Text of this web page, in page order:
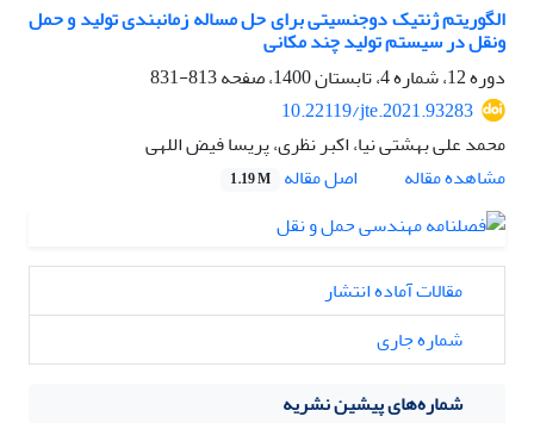
الگوریتم ژنتیک دو‌جنسیتی برای حل مساله زمانبندی تولید و حمل
ونقل در سیستم تولید چند مکانی
دوره 12، شماره 4، تابستان 1400، صفحه
813-831
10.22119/jte.2021.93283
محمد علی بهشتی نیا، اکبر نظری، پریسا فیض اللهی
مشاهده مقاله
اصل مقاله 1.19 M
مقالات آماده انتشار
شماره جاری
شماره‌های پیشین نشریه